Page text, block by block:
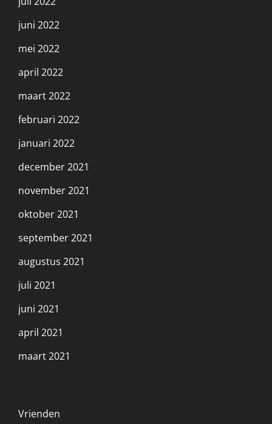
juni 2022
mei 2022
april 2022
maart 2022
februari 2022
januari 2022
december 2021
november 2021
oktober 2021
september 2021
augustus 2021
juli 2021
juni 2021
april 2021
maart 2021
Vrienden